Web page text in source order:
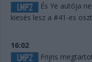
És Ye autója
kiesés lesz a #41-es
16:02
Frijns